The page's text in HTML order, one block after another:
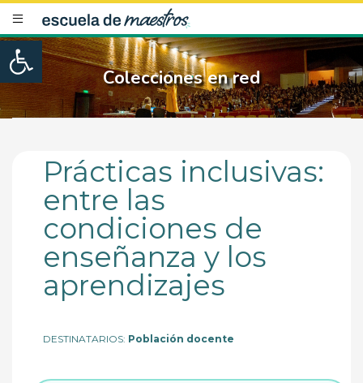
Open toolbar
Colecciones en red
Prácticas inclusivas:
entre las
condiciones de
enseñanza y los
aprendizajes
DESTINATARIOS: Población docente